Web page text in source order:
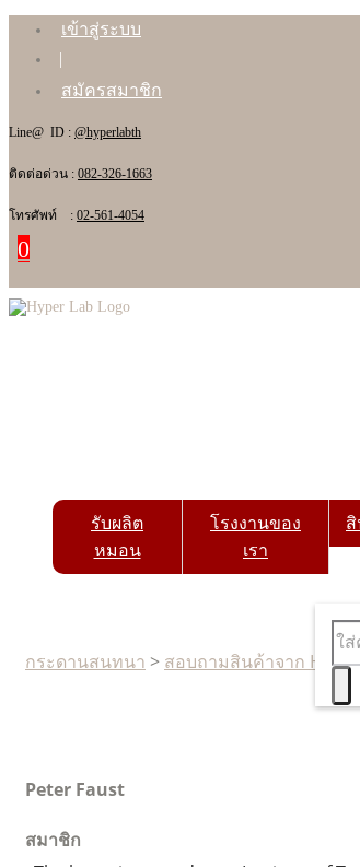
เข้าสู่ระบบ
สมัครสมาชิก
Line@ ID : @hyperlabth
ติดต่อด่วน : 082-326-1663
โทรศัพท์ : 02-561-4054
0
รับผลิต
หมอน
โรงงานของ
เรา
กระดานสนทนา > สอบถามสินค้าจาก
Peter Faust
สมาชิก